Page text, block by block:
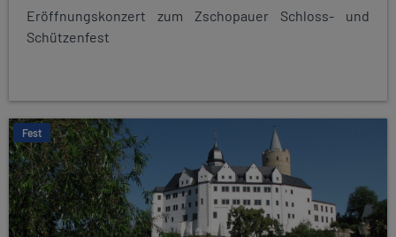
Eröffnungskonzert zum Zschopauer Schloss- und
Schützenfest
Fest